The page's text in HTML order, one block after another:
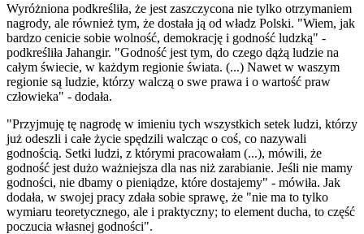
Wyróżniona podkreśliła, że jest zaszczycona nie tylko otrzymaniem
nagrody, ale również tym, że dostała ją od władz Polski. "Wiem, jak
bardzo cenicie sobie wolność, demokrację i godność ludzką" -
podkreśliła Jahangir. "Godność jest tym, do czego dążą ludzie na
całym świecie, w każdym regionie świata. (...) Nawet w waszym
regionie są ludzie, którzy walczą o swe prawa i o wartość praw
człowieka" - dodała.
"Przyjmuję tę nagrodę w imieniu tych wszystkich setek ludzi, którzy
już odeszli i całe życie spędzili walcząc o coś, co nazywali
godnością. Setki ludzi, z którymi pracowałam (...), mówili, że
godność jest dużo ważniejsza dla nas niż zarabianie. Jeśli nie mamy
godności, nie dbamy o pieniądze, które dostajemy" - mówiła. Jak
dodała, w swojej pracy zdała sobie sprawę, że "nie ma to tylko
wymiaru teoretycznego, ale i praktyczny; to element ducha, to część
poczucia własnej godności".